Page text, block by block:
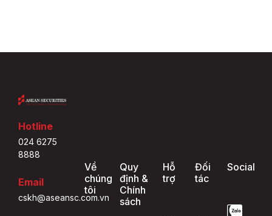
Hotline
024 6275
8888
Email
cskh@aseansc.com.vn
Về
chúng
tôi
Quy
định &
Chính
sách
Hỗ
trợ
Đối
tác
Social